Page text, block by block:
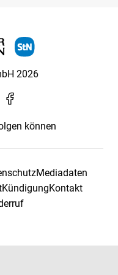
2026
können
Mediadaten
KündigungKontakt